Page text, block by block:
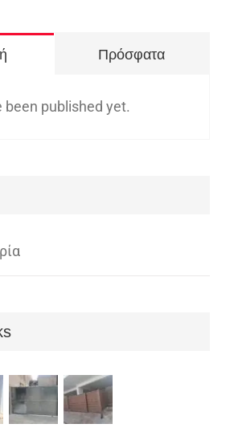
Πρόσφατα
been published yet.